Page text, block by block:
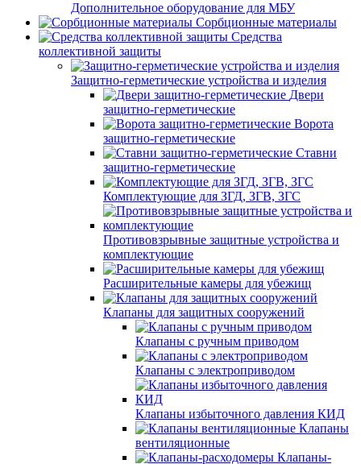
Дополнительное оборудование для МБУ
Сорбционные материалы
Средства
коллективной защиты
Защитно-герметические устройства и изделия
Двери
защитно-герметические
Ворота
защитно-герметические
Ставни
защитно-герметические
Комплектующие для ЗГД, ЗГВ, ЗГС
Противовзрывные защитные устройства и
комплектующие
Расширительные камеры для убежищ
Клапаны для защитных сооружений
Клапаны с ручным приводом
Клапаны с электроприводом
Клапаны избыточного давления КИД
Клапаны
вентиляционные
Клапаны-